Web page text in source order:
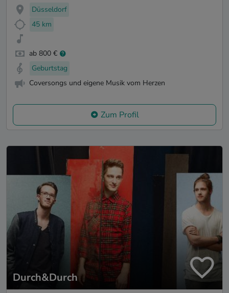
Düsseldorf
45 km
ab 800 €
Geburtstag
Coversongs und eigene Musik vom Herzen
Zum Profil
Durch&Durch